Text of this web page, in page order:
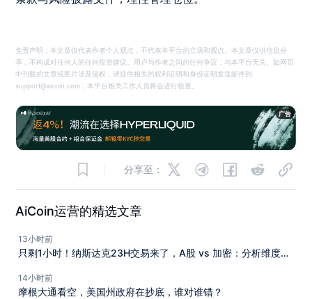
免责声明：本文章仅代表作者个人观点，不代表本平台的立场和观点。本文章仅供信息分
享，不构成对任何人的任何投资建议。用户与作者之间的任何争议，与本平台无关。如网页
中刊载的文章或图片涉及侵权，请提供相关的权利证明和身份证明发送邮件到
support@aicoin.com，本平台相关工作人员将会进行核查。
广告
分享至：
AiCoin运营的精选文章
13小时前
只剩1小时！纳斯达克23H交易来了，A股 vs 加密：分析维度该
14小时前
摩根大通看空，美国州政府在抄底，谁对谁错？